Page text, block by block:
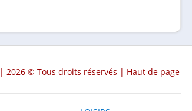
| 2026 © Tous droits réservés | Haut de page